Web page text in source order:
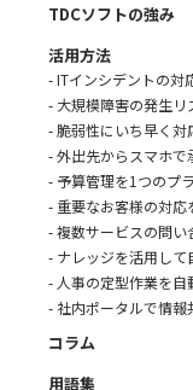
TDCソフトの強み
活用方法
- ITインシデントの対
- 大規模障害の発生リ
- 脆弱性にいち早く
- 外出先からスマホで
- 予算管理を1つのプ
- 重要なお客様の対応
- 複数サービスの問
- ナレッジを活用し
- 人事の定型作業を自
- 社内ポータルで情報
コラム
用語集